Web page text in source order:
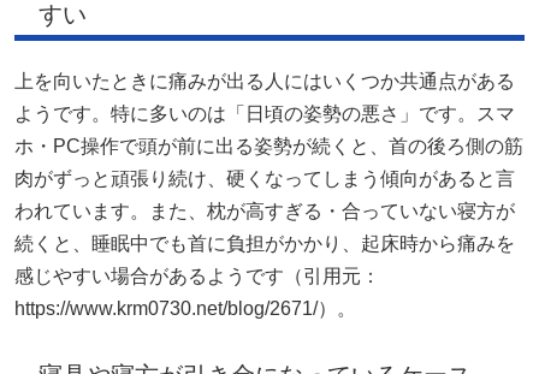
すい
上を向いたときに痛みが出る人にはいくつか共通点がある
ようです。特に多いのは「日頃の姿勢の悪さ」です。スマ
ホ・PC操作で頭が前に出る姿勢が続くと、首の後ろ側の筋
肉がずっと頑張り続け、硬くなってしまう傾向があると言
われています。また、枕が高すぎる・合っていない寝方が
続くと、睡眠中でも首に負担がかかり、起床時から痛みを
感じやすい場合があるようです（引用元：
https://www.krm0730.net/blog/2671/）。